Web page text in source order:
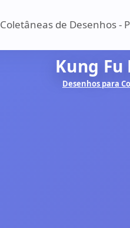
Coletâneas de Desenhos -
Kung
Desenhos para